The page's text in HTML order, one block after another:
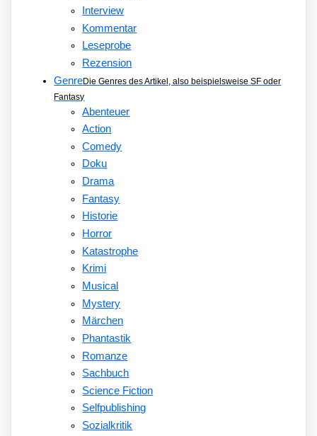
Interview
Kommentar
Leseprobe
Rezension
GenreDie Genres des Artikel, also beispielsweise SF oder
Fantasy
Abenteuer
Action
Comedy
Doku
Drama
Fantasy
Historie
Horror
Katastrophe
Krimi
Musical
Mystery
Märchen
Phantastik
Romanze
Sachbuch
Science Fiction
Selfpublishing
Sozialkritik